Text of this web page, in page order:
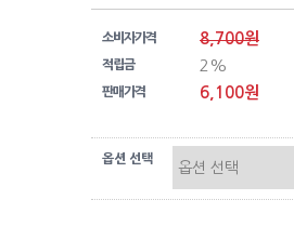
소비자가격 8,700원
적립금 2%
판매가격 6,100원
옵션 선택